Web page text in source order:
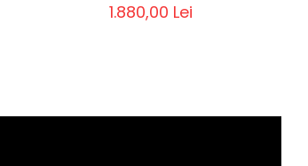
1.880,00 Lei